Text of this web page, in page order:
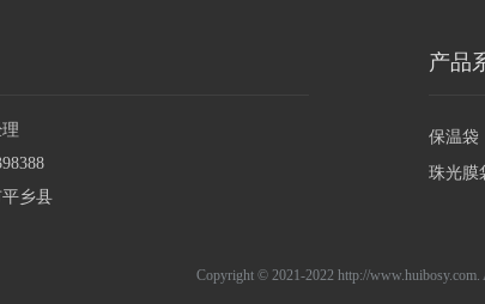
乡县
产品
保温袋
珠光膜
Copyright © 2021-2022 http://